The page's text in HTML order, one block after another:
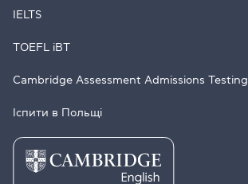
IELTS
TOEFL iBT
Cambridge Assessment Admissions Testing
Іспити в Польщі